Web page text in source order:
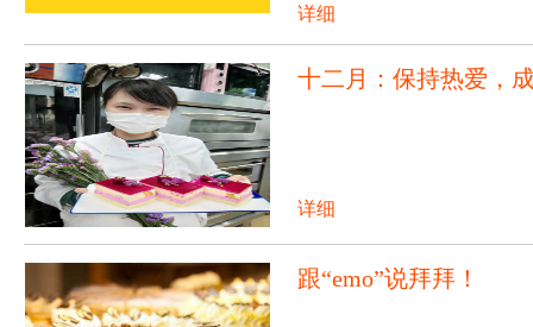
详细
十二月：保持热爱，
详细
跟“emo”说拜拜！